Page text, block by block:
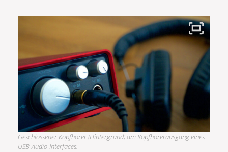
Geschlossener Kopfhörer (Hintergrund) am Kopfhörerausgang eines
USB-Audio-Interfaces.